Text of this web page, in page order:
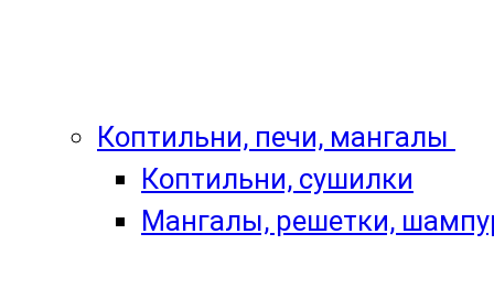
Коптильни, печи, мангалы
Коптильни, сушилки
Мангалы, решетки,